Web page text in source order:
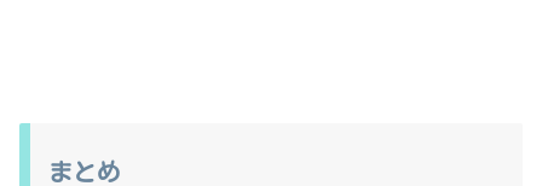
まとめ